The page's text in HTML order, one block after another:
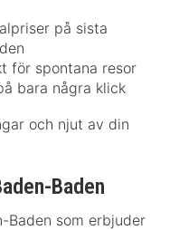
på sista
för spontana resor
bara några klick
och njut av din
Baden
som erbjuder